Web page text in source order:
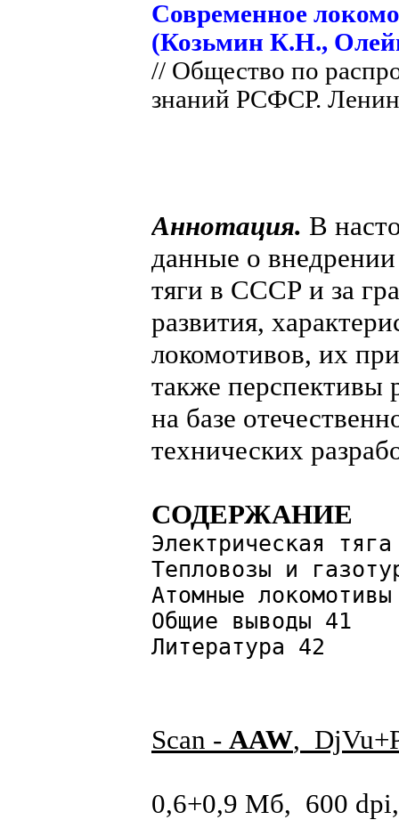
Современное
(Козьмин К.Н.,
// Общество по
знаний РСФСР.
Аннотация. В
данные о
тяги в СССР и за
развития,
локомотивов, их
также перспективы
на базе
технических
СОДЕРЖАНИЕ
Электрическая
Тепловозы и
Атомные
Общие выводы 41
Литература 42
Scan - AAW,
0,6+0,9 Мб, 600